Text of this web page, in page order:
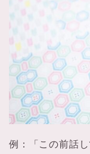
例：「この前話